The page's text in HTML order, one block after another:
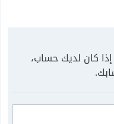
كان لديك حساب،